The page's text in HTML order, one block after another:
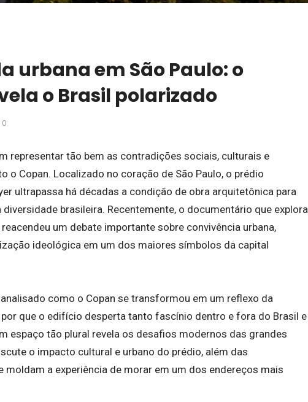
urbana em São Paulo: o
o Brasil polarizado
0
representar tão bem as contradições sociais, culturais e
o Copan. Localizado no coração de São Paulo, o prédio
ultrapassa há décadas a condição de obra arquitetônica para
brasileira. Recentemente, o documentário que explora
um debate importante sobre convivência urbana,
ideológica em um dos maiores símbolos da capital
como o Copan se transformou em um reflexo da
que o edifício desperta tanto fascínio dentro e fora do Brasil e
espaço tão plural revela os desafios modernos das grandes
o impacto cultural e urbano do prédio, além das
a experiência de morar em um dos endereços mais